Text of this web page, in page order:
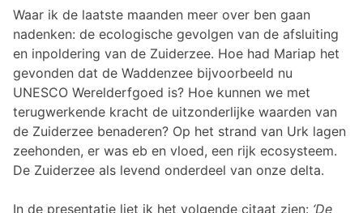
Waar ik de laatste maanden meer over ben gaan
nadenken: de ecologische gevolgen van de afsluiting
en inpoldering van de Zuiderzee. Hoe had Mariap het
gevonden dat de Waddenzee bijvoorbeeld nu
UNESCO Werelderfgoed is? Hoe kunnen we met
terugwerkende kracht de uitzonderlijke waarden van
de Zuiderzee benaderen? Op het strand van Urk lagen
zeehonden, er was eb en vloed, een rijk ecosysteem.
De Zuiderzee als levend onderdeel van onze delta.
In de presentatie liet ik het volgende citaat zien: ‘De